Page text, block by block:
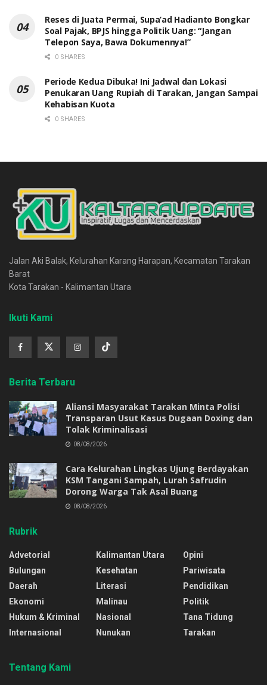
Reses di Juata Permai, Supa’ad Hadianto Bongkar
Soal Pajak, BPJS hingga Politik Uang: “Jangan
Telepon Saya, Bawa Dokumennya!”
0 SHARES
Periode Kedua Dibuka! Ini Jadwal dan Lokasi
Penukaran Uang Rupiah di Tarakan, Jangan Sampai
Kehabisan Kuota
0 SHARES
Jalan Aki Balak, Kelurahan Karang Harapan, Kecamatan Tarakan
Barat
Kota Tarakan - Kalimantan Utara
Ikuti Kami
Berita Terbaru
Aliansi Masyarakat Tarakan Minta Polisi
Transparan Usut Kasus Dugaan Doxing dan
Tolak Kriminalisasi
08/08/2026
Cara Kelurahan Lingkas Ujung Berdayakan
KSM Tangani Sampah, Lurah Safrudin
Dorong Warga Tak Asal Buang
08/08/2026
Rubrik
Advetorial
Bulungan
Daerah
Ekonomi
Hukum & Kriminal
Internasional
Kalimantan Utara
Kesehatan
Literasi
Malinau
Nasional
Nunukan
Opini
Pariwisata
Pendidikan
Politik
Tana Tidung
Tarakan
Tentang Kami